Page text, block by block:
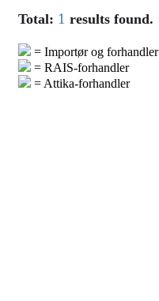
Total: 1 results found.
= Importør og forhandler
= RAIS-forhandler
= Attika-forhandler